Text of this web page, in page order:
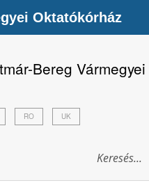
Bereg Vármegyei
RO UK
Oktatókórház